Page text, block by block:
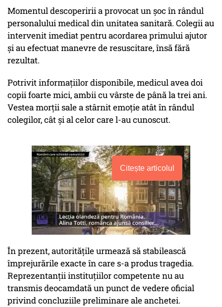
Momentul descoperirii a provocat un șoc în rândul
personalului medical din unitatea sanitară. Colegii au
intervenit imediat pentru acordarea primului ajutor
și au efectuat manevre de resuscitare, însă fără
rezultat.
Potrivit informațiilor disponibile, medicul avea doi
copii foarte mici, ambii cu vârste de până la trei ani.
Vestea morții sale a stârnit emoție atât în rândul
colegilor, cât și al celor care l-au cunoscut.
Citește articolul
În prezent, autoritățile urmează să stabilească
împrejurările exacte în care s-a produs tragedia.
Reprezentanții instituțiilor competente nu au
transmis deocamdată un punct de vedere oficial
privind concluziile preliminare ale anchetei.